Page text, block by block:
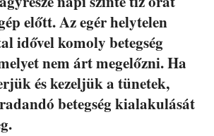
előtt. Az egér helytelen
idővel komoly betegség
nem árt megelőzni. Ha
és kezeljük a tünetek,
betegség kialakulását